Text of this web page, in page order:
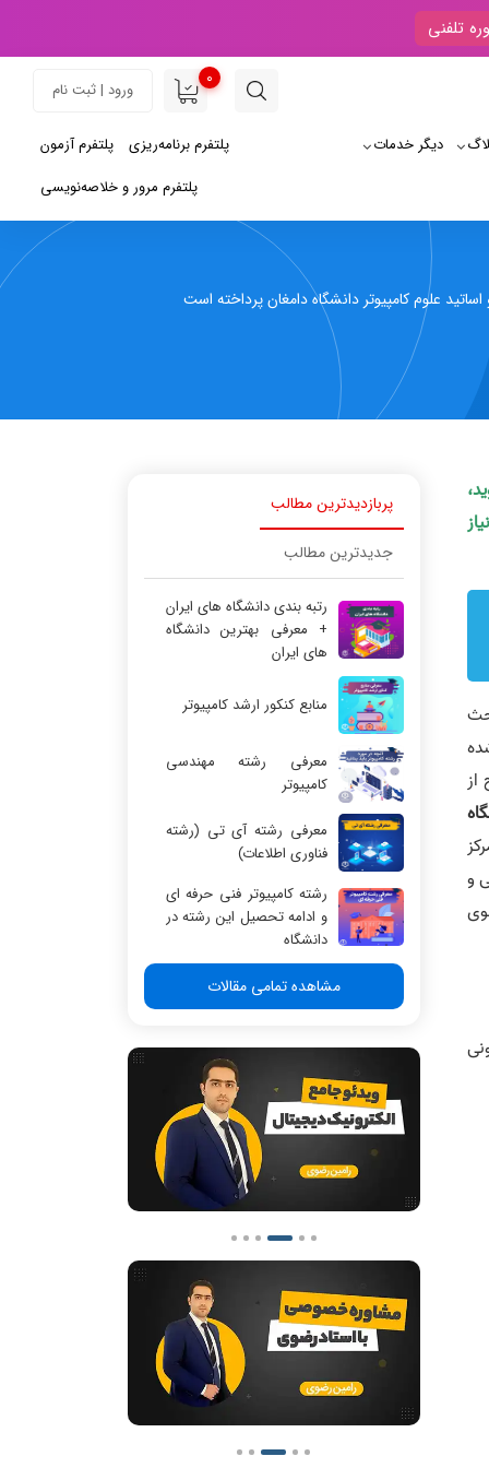
تلفنی
0
ورود | ثبت نام
دیگر خدمات پلتفرم آزمون
پلتفرم برنامه‌ریزی
پلتفرم مرور و خلاصه‌نویسی
علوم کامپیوتر دانشگاه دامغان پرداخته است
و
پربازدیدترین مطالب
جدیدترین مطالب
رتبه بندی دانشگاه های ایران
+ معرفی بهترین دانشگاه
های ایران
منابع کنکور ارشد کامپیوتر
معرفی رشته مهندسی
کامپیوتر
معرفی رشته آی تی (رشته
فناوری اطلاعات)
رشته کامپیوتر فنی حرفه ای
و ادامه تحصیل این رشته در
دانشگاه
مشاهده تمامی مقالات